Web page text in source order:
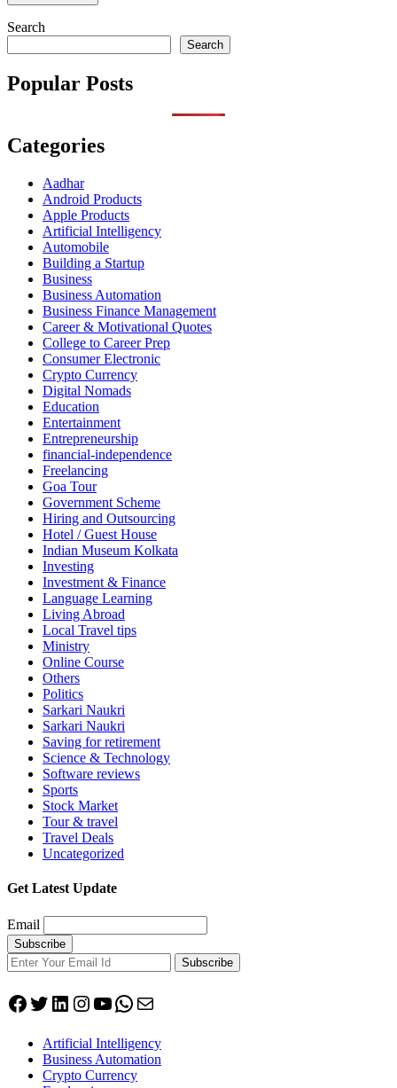
Search
Search
Popular Posts
Categories
Aadhar
Android Products
Apple Products
Artificial Intelligency
Automobile
Building a Startup
Business
Business Automation
Business Finance Management
Career & Motivational Quotes
College to Career Prep
Consumer Electronic
Crypto Currency
Digital Nomads
Education
Entertainment
Entrepreneurship
financial-independence
Freelancing
Goa Tour
Government Scheme
Hiring and Outsourcing
Hotel / Guest House
Indian Museum Kolkata
Investing
Investment & Finance
Language Learning
Living Abroad
Local Travel tips
Ministry
Online Course
Others
Politics
Sarkari Naukri
Sarkari Naukri
Saving for retirement
Science & Technology
Software reviews
Sports
Stock Market
Tour & travel
Travel Deals
Uncategorized
Get Latest Update
Email
Subscribe
Facebook
Twitter
LinkedIn
Instagram
YouTube
WhatsApp
Mail
Artificial Intelligency
Business Automation
Crypto Currency